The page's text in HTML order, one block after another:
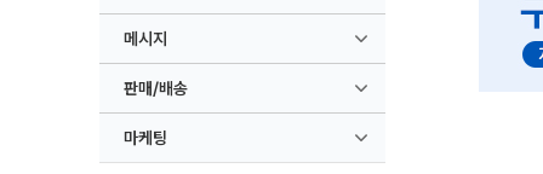
메시지
판매/배송
마케팅